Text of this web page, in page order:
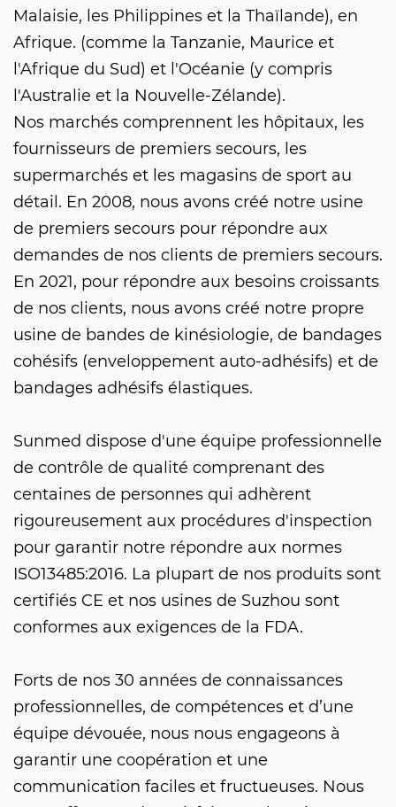
Malaisie, les Philippines et la Thaïlande), en
Afrique. (comme la Tanzanie, Maurice et
l'Afrique du Sud) et l'Océanie (y compris
l'Australie et la Nouvelle-Zélande).
Nos marchés comprennent les hôpitaux, les
fournisseurs de premiers secours, les
supermarchés et les magasins de sport au
détail. En 2008, nous avons créé notre usine
de premiers secours pour répondre aux
demandes de nos clients de premiers secours.
En 2021, pour répondre aux besoins croissants
de nos clients, nous avons créé notre propre
usine de bandes de kinésiologie, de bandages
cohésifs (enveloppement auto-adhésifs) et de
bandages adhésifs élastiques.
Sunmed dispose d'une équipe professionnelle
de contrôle de qualité comprenant des
centaines de personnes qui adhèrent
rigoureusement aux procédures d'inspection
pour garantir notre répondre aux normes
ISO13485:2016. La plupart de nos produits sont
certifiés CE et nos usines de Suzhou sont
conformes aux exigences de la FDA.
Forts de nos 30 années de connaissances
professionnelles, de compétences et d’une
équipe dévouée, nous nous engageons à
garantir une coopération et une
communication faciles et fructueuses. Nous